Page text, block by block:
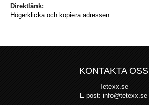
Direktlänk:
Högerklicka och kopiera adressen
KONTAKTA OSS
Tetexx.se
E-post: info@tetexx.se